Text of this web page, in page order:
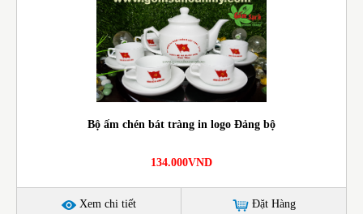
Bộ ấm chén bát tràng in logo Đảng bộ
134.000VND
Xem chi tiết Đặt Hàng